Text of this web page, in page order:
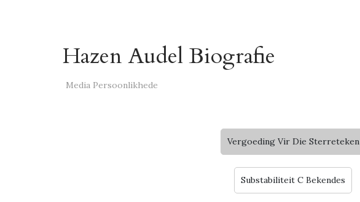
Hazen Audel Biografie
Media Persoonlikhede
Vergoeding Vir Die Sterreteken
Substabiliteit C Bekendes